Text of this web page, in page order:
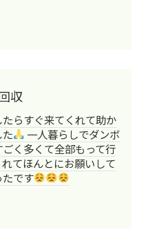
収
たらすぐ来てくれて助か
た
一人暮らしでダンボ
く多くて全部もって行
れてほんとにお願いして
たです